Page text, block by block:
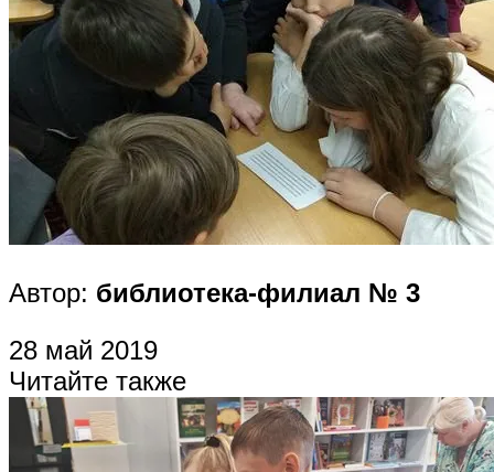
Автор: библиотека-филиал № 3
28 май 2019
Читайте также